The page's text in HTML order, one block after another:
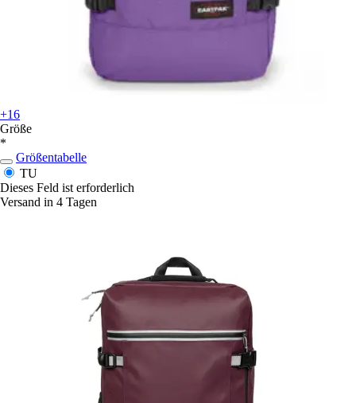
+16
Größe
*
Größentabelle
TU
Dieses Feld ist erforderlich
Versand in 4 Tagen